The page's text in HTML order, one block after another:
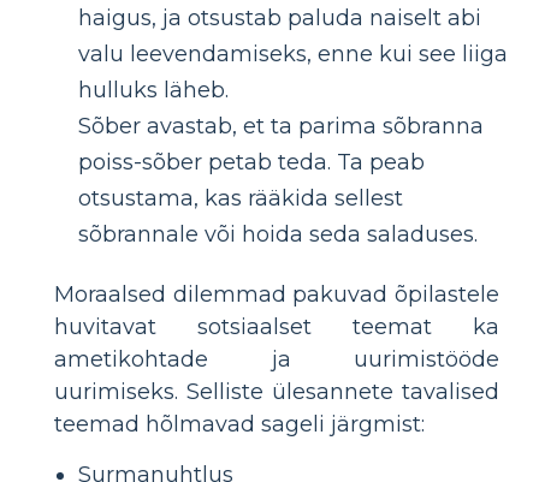
haigus, ja otsustab paluda naiselt abi
valu leevendamiseks, enne kui see liiga
hulluks läheb.
Sõber avastab, et ta parima sõbranna
poiss-sõber petab teda. Ta peab
otsustama, kas rääkida sellest
sõbrannale või hoida seda saladuses.
Moraalsed dilemmad pakuvad õpilastele
huvitavat sotsiaalset teemat ka
ametikohtade ja uurimistööde
uurimiseks. Selliste ülesannete tavalised
teemad hõlmavad sageli järgmist:
Surmanuhtlus